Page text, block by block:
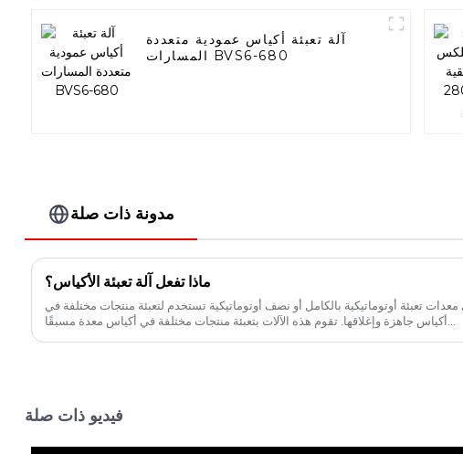
آلة تعبئة أكياس عمودية متعددة
المسارات BVS6-680
مدونة ذات صلة
ماذا تفعل آلة تعبئة الأكياس؟
معدات تعبئة أوتوماتيكية بالكامل أو نصف أوتوماتيكية تستخدم لتعبئة منتجات مختلفة في
فيديو ذات صلة